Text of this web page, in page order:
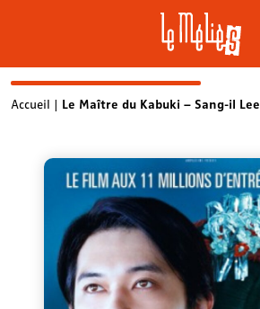
SkipAccueil | Le Maître du Kabuki – Sang-il Lee